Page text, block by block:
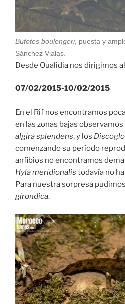
Bufotes boulengeri, puesta y
Sánchez Vialas.
Desde Oualidia nos dirigimos
07/02/2015-10/02/2015
En el Rif nos encontramos
en las zonas bajas observamos
algira splendens, y los
comenzando su período
anfibios no encontramos
Hyla meridionalis todavía no
Para nuestra sorpresa
girondica.